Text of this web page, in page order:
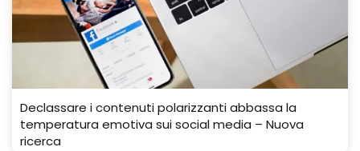
Declassare i contenuti polarizzanti abbassa la
temperatura emotiva sui social media – Nuova
ricerca